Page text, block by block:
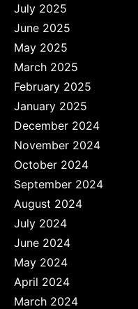
July 2025
June 2025
May 2025
March 2025
February 2025
January 2025
December 2024
November 2024
October 2024
September 2024
August 2024
July 2024
June 2024
May 2024
April 2024
March 2024